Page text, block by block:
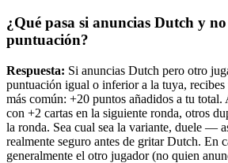
¿Qué pasa si anuncias Dutch y
puntuación?
Respuesta: Si anuncias Dutch pero otro
puntuación igual o inferior a la tuya, recibes
más común: +20 puntos añadidos a tu total.
con +2 cartas en la siguiente ronda, otros
la ronda. Sea cual sea la variante, duele —
realmente seguro antes de gritar Dutch. En
generalmente el otro jugador (no quien